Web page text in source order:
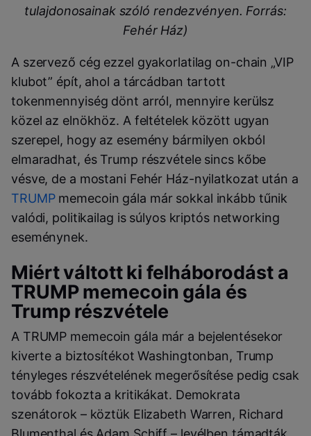
tulajdonosainak szóló rendezvényen. Forrás:
Fehér Ház)
A szervező cég ezzel gyakorlatilag on-chain „VIP
klubot” épít, ahol a tárcádban tartott
tokenmennyiség dönt arról, mennyire kerülsz
közel az elnökhöz. A feltételek között ugyan
szerepel, hogy az esemény bármilyen okból
elmaradhat, és Trump részvétele sincs kőbe
vésve, de a mostani Fehér Ház-nyilatkozat után a
TRUMPmemecoin gála már sokkal inkább tűnik
valódi, politikailag is súlyos kriptós networking
eseménynek.
Miért váltott ki felháborodást a
TRUMP memecoin gála és
Trump részvétele
A TRUMP memecoin gála már a bejelentésekor
kiverte a biztosítékot Washingtonban, Trump
tényleges részvételének megerősítése pedig csak
tovább fokozta a kritikákat. Demokrata
szenátorok – köztük Elizabeth Warren, Richard